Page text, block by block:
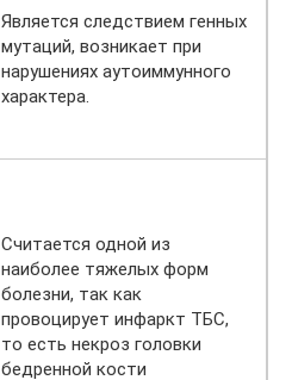
Является следствием генных
мутаций, возникает при
нарушениях аутоиммунного
характера.
Считается одной из
наиболее тяжелых форм
болезни, так как
провоцирует инфаркт ТБС,
то есть некроз головки
бедренной кости